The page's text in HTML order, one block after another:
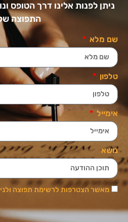
ניתן לפנות אלינו דרך הטופס
התפוצה
שם מלא
טלפון
אימייל
נושא
מאשר הצטרפות לרשימת תפוצה